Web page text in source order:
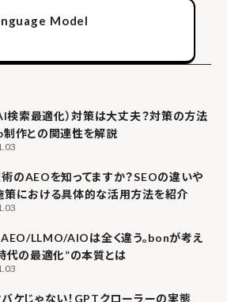
Model
検索最適化）対策は大丈夫？対策の方法
作との関連性を解説
のAEOを知ってますか？SEOの違いや
における具体的な活用方法を紹介
LLMO/AIOは全く違う。bonが考え
代の最適化”の本質とは
ケじゃない！GPTクローラーの実態